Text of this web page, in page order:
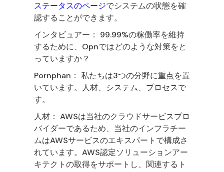
ステータスのページでシステムの状態を確
認することができます。
インタビュアー： 99.99%の稼働率を維持
するために、Opnではどのような対策をと
っていますか？
Pornphan： 私たちは3つの分野に重点を置
いています。人材、システム、プロセスで
す。
人材： AWSは当社のクラウドサービスプロ
バイダーであるため、当社のインフラチー
ムはAWSサービスのエキスパートで構成さ
れています。AWS認定ソリューションアー
キテクトの取得をサポートし、関連するト